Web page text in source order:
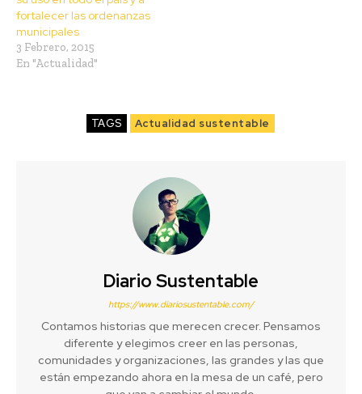
fortalecer las ordenanzas
municipales
3 Febrero, 2015
En "Actualidad"
TAGS Actualidad sustentable
Diario Sustentable
https://www.diariosustentable.com/
Contamos historias que merecen crecer. Pensamos
diferente y elegimos creer en las personas,
comunidades y organizaciones, las grandes y las que
están empezando ahora en la mesa de un café, pero